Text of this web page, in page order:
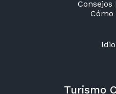
Consejos
Turismo